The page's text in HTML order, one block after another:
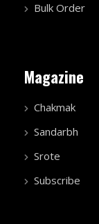
Bulk Order
Magazine
Chakmak
Sandarbh
Srote
Subscribe